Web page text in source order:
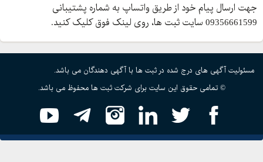
جهت ارسال پیام خود از طریق واتساپ به شماره پشتیبانی
09356661599 سایت ثبت ها، روی لینک فوق کلیک کنید.
مسئولیت آگهی های درج شده در ثبت ها با آگهی دهندگان می باشد.
© تمامی حقوق این سایت برای شرکت ثبت ها محفوظ می باشد.